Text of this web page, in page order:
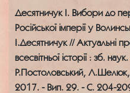
Десятничук І. Вибори до
Російської імперії у
І.Десятничук // Актуальні
всесвітньої історії : зб.
Р.Постоловський, Л.Шелюк,
2017. - Вип. 29. - С. 204-